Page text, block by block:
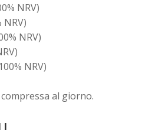
NRV)
NRV)
NRV)
NRV)
al giorno.